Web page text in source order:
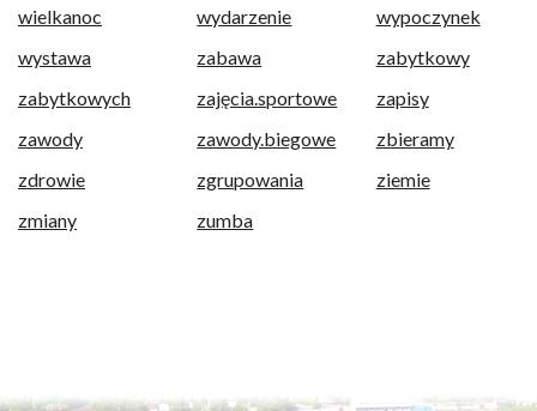
wielkanoc
wydarzenie
wypoczynek
wystawa
zabawa
zabytkowy
zabytkowych
zajęcia.sportowe
zapisy
zawody
zawody.biegowe
zbieramy
zdrowie
zgrupowania
ziemie
zmiany
zumba